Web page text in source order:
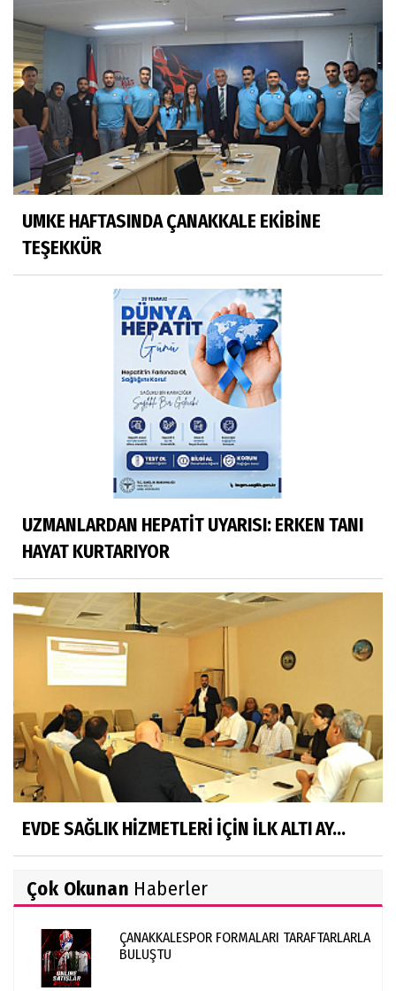
UMKE HAFTASINDA ÇANAKKALE EKİBİNE
TEŞEKKÜR
UZMANLARDAN HEPATİT UYARISI: ERKEN TANI
HAYAT KURTARIYOR
EVDE SAĞLIK HİZMETLERİ İÇİN İLK ALTI AY...
Çok Okunan Haberler
ÇANAKKALESPOR FORMALARI TARAFTARLARLA
BULUŞTU